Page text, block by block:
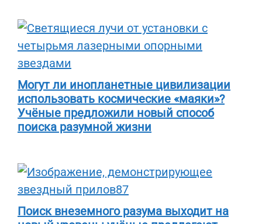
Могут ли инопланетные цивилизации
использовать космические «маяки»?
Учёные предложили новый способ
поиска разумной жизни
Поиск внеземного разума выходит на